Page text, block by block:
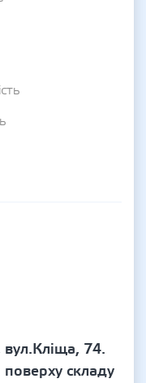
74.
складу